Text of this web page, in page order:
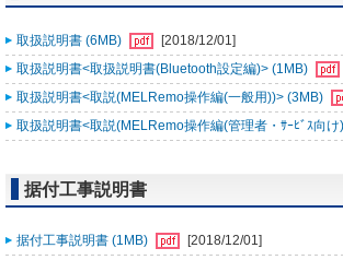
取扱説明書 (6MB)
[2018/12/01]
取扱説明書<取扱説明書(Bluetooth設定編)> (1MB)
取扱説明書<取説(MELRemo操作編(一般用))> (3MB)
取扱説明書<取説(MELRemo操作編(管理者・ｻｰﾋﾞｽ向
据付工事説明書
据付工事説明書 (1MB)
[2018/12/01]